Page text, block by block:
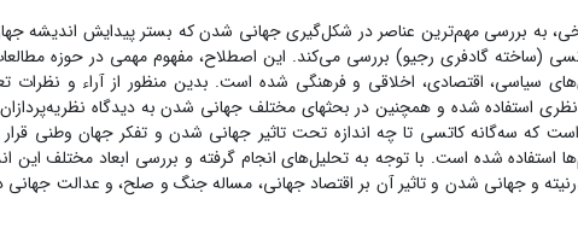
به بررسی مهم‌ترین عناصر در شکل‌گیری جهانی شدن که بستر پیدایش اندیشه
(ساخته گادفری رجیو) بررسی می‌کند. این اصطلاح، مفهوم مهمی در حوزه
سیاسی، اقتصادی، اخلاقی و فرهنگی شده است. بدین منظور از آراء و نظرات
نظری استفاده شده و همچنین در بحثهای مختلف جهانی شدن به دیدگاه
که سه‌گانه کاتسی تا چه اندازه تحت تاثیر جهانی شدن و تفکر جهان وطنی قرار
استفاده شده است. با توجه به تحلیل‌های انجام گرفته و بررسی ابعاد مختلف این
و جهانی شدن و تاثیر آن بر اقتصاد جهانی، مساله جنگ و صلح، و عدالت